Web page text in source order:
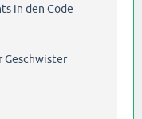
in den Code
Geschwister